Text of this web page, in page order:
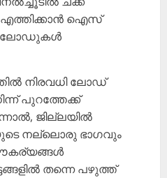
എത്തിക്കാൻ ഐസ്
ലോഡുകൾ
നിരവധി ലോഡ്
പുറത്തേക്ക്
ജില്ലയിൽ
നല്ലൊരു ഭാഗവും
തന്നെ പഴുത്ത്